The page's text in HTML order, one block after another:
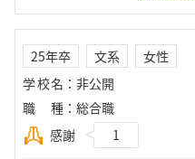
25年卒 文系
女性
学校名 ： 非公開
職種 ： 総合職
感謝
1